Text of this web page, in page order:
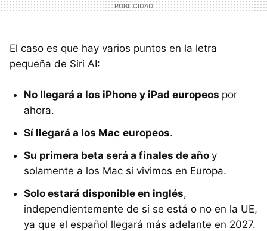
El caso es que hay varios puntos en la letra
pequeña de Siri AI:
No llegará a los iPhone y iPad europeos por
ahora.
Sí llegará a los Mac europeos.
Su primera beta será a finales de año y
solamente a los Mac si vivimos en Europa.
Solo estará disponible en inglés,
independientemente de si se está o no en la UE,
ya que el español llegará más adelante en 2027.